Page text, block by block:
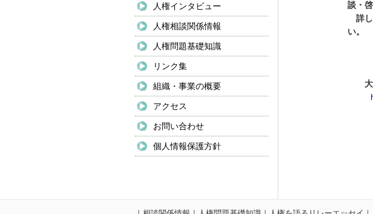
人権インタビュー
人権相談関係情報
人権問題基礎知識
リンク集
組織・事業の概要
アクセス
お問い合わせ
個人情報保護方針
談・
詳し
い。
大阪